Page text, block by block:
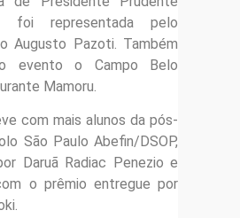
foi representada pelo
Augusto Pazoti. Também
o evento o Campo Belo
Mamoru.
com mais alunos da pós-
São Paulo Abefin/DSOP,
Daruã Radiac Penezio e
o prêmio entregue por